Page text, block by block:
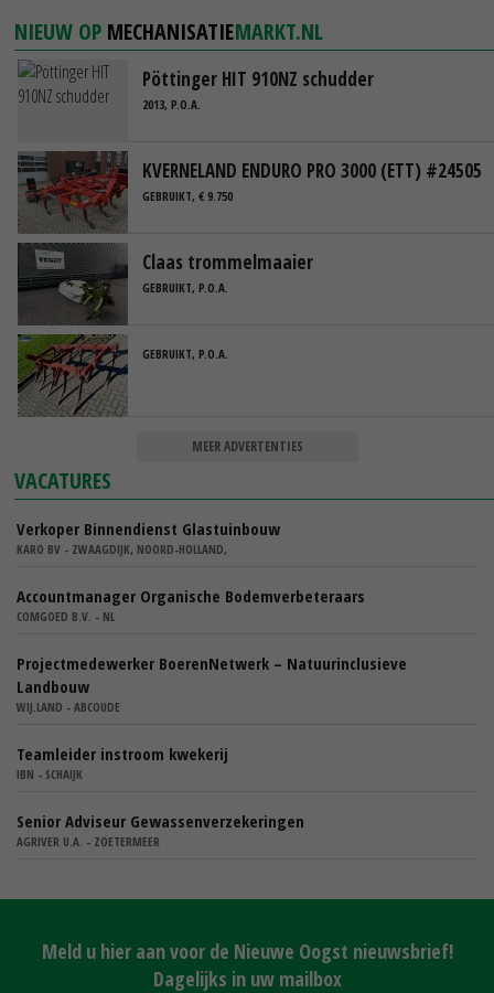
NIEUW OP MECHANISATIEMARKT.NL
Pöttinger HIT 910NZ schudder
2013, P.O.A.
KVERNELAND ENDURO PRO 3000 (ETT) #24505
GEBRUIKT, € 9.750
Claas trommelmaaier
GEBRUIKT, P.O.A.
GEBRUIKT, P.O.A.
MEER ADVERTENTIES
VACATURES
Verkoper Binnendienst Glastuinbouw
KARO BV - ZWAAGDIJK, NOORD-HOLLAND,
Accountmanager Organische Bodemverbeteraars
COMGOED B.V. - NL
Projectmedewerker BoerenNetwerk – Natuurinclusieve
Landbouw
WIJ.LAND - ABCOUDE
Teamleider instroom kwekerij
IBN - SCHAIJK
Senior Adviseur Gewassenverzekeringen
AGRIVER U.A. - ZOETERMEER
Meld u hier aan voor de Nieuwe Oogst nieuwsbrief!
Dagelijks in uw mailbox